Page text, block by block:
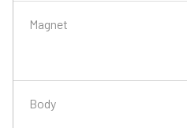
Magnet
Body